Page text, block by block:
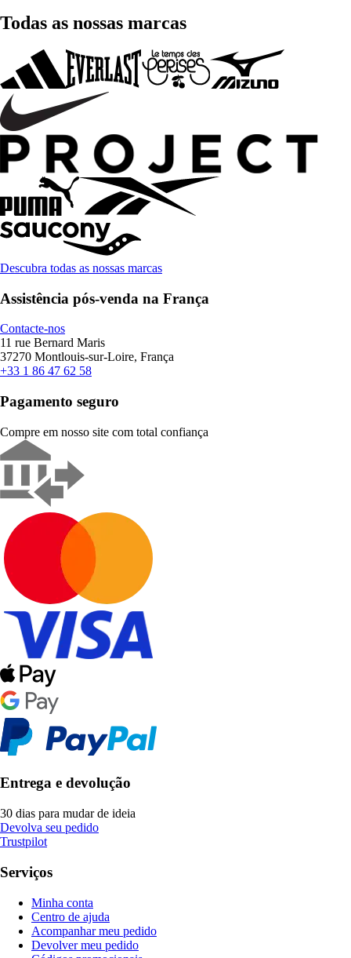
Todas as nossas marcas
Descubra todas as nossas marcas
Assistência pós-venda na França
Contacte-nos
11 rue Bernard Maris
37270 Montlouis-sur-Loire, França
+33 1 86 47 62 58
Pagamento seguro
Compre em nosso site com total confiança
Entrega e devolução
30 dias para mudar de ideia
Devolva seu pedido
Trustpilot
Serviços
Minha conta
Centro de ajuda
Acompanhar meu pedido
Devolver meu pedido